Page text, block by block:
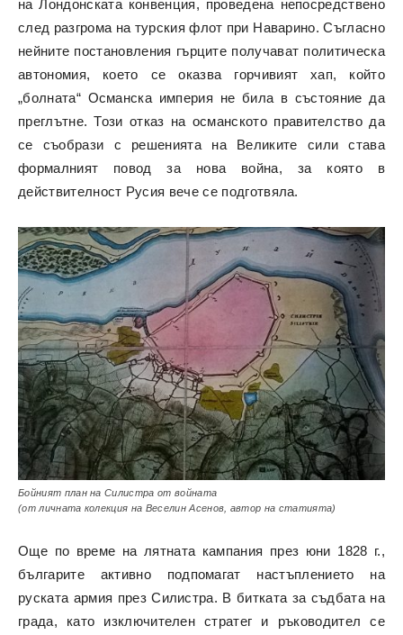
на Лондонската конвенция, проведена непосредствено
след разгрома на турския флот при Наварино. Съгласно
нейните постановления гърците получават политическа
автономия, което се оказва горчивият хап, който
„болната“ Османска империя не била в състояние да
преглътне. Този отказ на османското правителство да
се съобрази с решенията на Великите сили става
формалният повод за нова война, за която в
действителност Русия вече се подготвяла.
Бойният план на Силистра от войната
(от личната колекция на Веселин Асенов, автор на статията)
Още по време на лятната кампания през юни 1828 г.,
българите активно подпомагат настъплението на
руската армия през Силистра. В битката за съдбата на
града, като изключителен стратег и ръководител се